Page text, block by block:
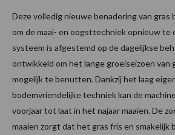
Deze volledig nieuwe benadering van gras
om de maai- en oogsttechniek opnieuw te
systeem is afgestemd op de dagelijkse
ontwikkeld om het lange groeiseizoen van
mogelijk te benutten. Dankzij het laag
bodemvriendelijke techniek kan de
voorjaar tot laat in het najaar maaien. De
maaien zorgt dat het gras fris en smakelijk